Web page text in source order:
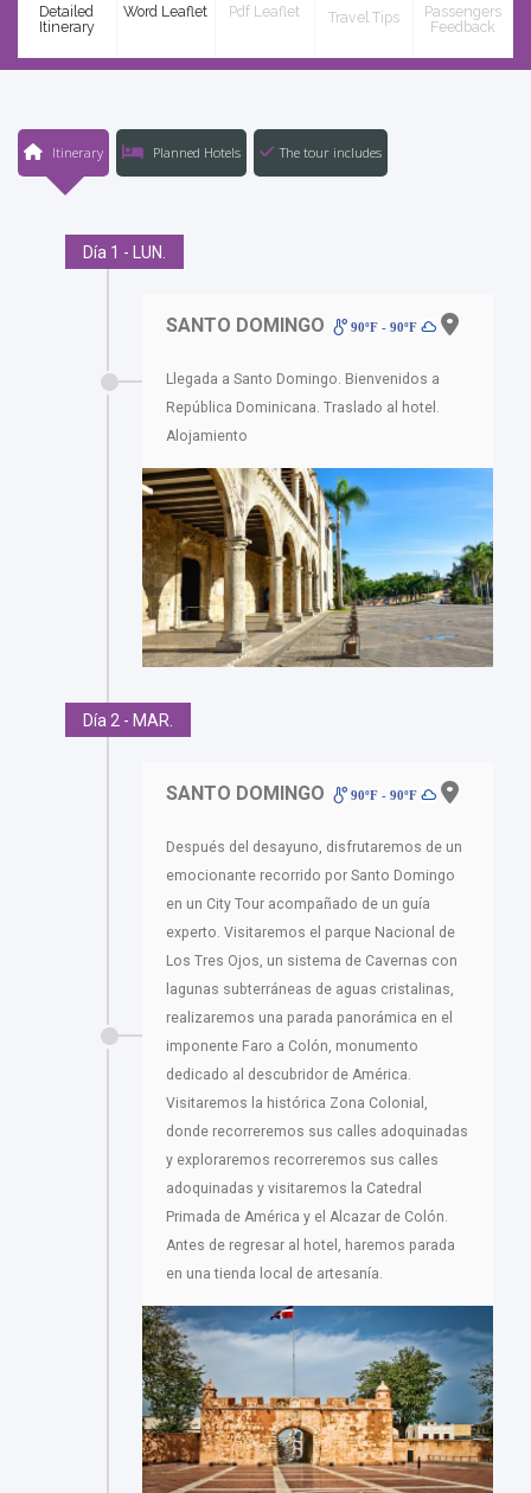
Detailed
Itinerary
Word Leaflet Pdf Leaflet Travel Tips
Passengers
Feedback
Itinerary Planned Hotels The tour includes
Día 1 - LUN.
SANTO DOMINGO 90ºF - 90ºF
Llegada a Santo Domingo. Bienvenidos a
República Dominicana. Traslado al hotel.
Alojamiento
Día 2 - MAR.
SANTO DOMINGO 90ºF - 90ºF
Después del desayuno, disfrutaremos de un
emocionante recorrido por Santo Domingo
en un City Tour acompañado de un guía
experto. Visitaremos el parque Nacional de
Los Tres Ojos, un sistema de Cavernas con
lagunas subterráneas de aguas cristalinas,
realizaremos una parada panorámica en el
imponente Faro a Colón, monumento
dedicado al descubridor de América.
Visitaremos la histórica Zona Colonial,
donde recorreremos sus calles adoquinadas
y exploraremos recorreremos sus calles
adoquinadas y visitaremos la Catedral
Primada de América y el Alcazar de Colón.
Antes de regresar al hotel, haremos parada
en una tienda local de artesanía.